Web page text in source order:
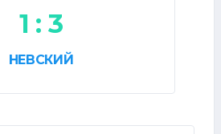
1 : 3
НЕВСКИЙ